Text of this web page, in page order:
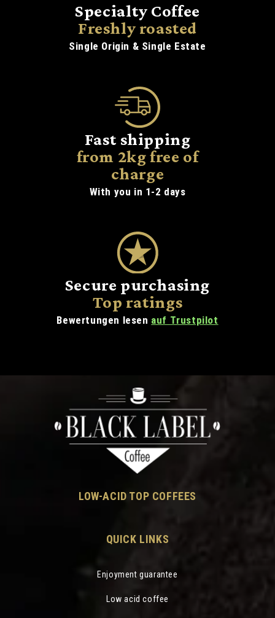
Specialty Coffee
Freshly roasted
Single Origin & Single Estate
Fast shipping
from 2kg free of
charge
With you in 1-2 days
Secure purchasing
Top ratings
Bewertungen lesen auf Trustpilot
LOW-ACID TOP COFFEES
QUICK LINKS
Enjoyment guarantee
Low acid coffee